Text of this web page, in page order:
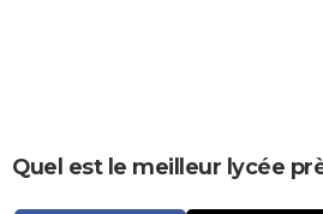
Quel est le meilleur lycée